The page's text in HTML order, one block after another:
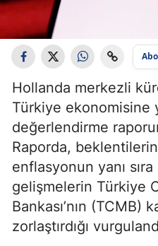
Hollanda merkezli
Türkiye ekonomisine
değerlendirme
Raporda,
enflasyonun yanı
gelişmelerin Türkiye
Bankası’nın (TCMB)
zorlaştırdığı